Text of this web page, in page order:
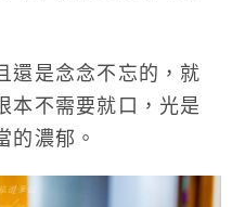
還是念念不忘的，就
本不需要就口，光是
的濃郁。